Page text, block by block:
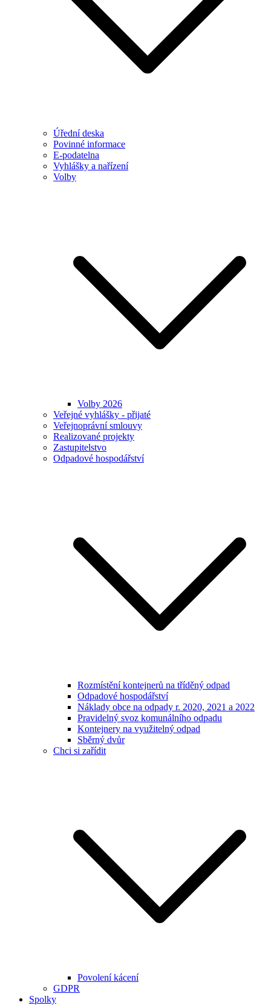
Úřední deska
Povinné informace
E-podatelna
Vyhlášky a nařízení
Volby
Volby 2026
Veřejné vyhlášky - přijaté
Veřejnoprávní smlouvy
Realizované projekty
Zastupitelstvo
Odpadové hospodářství
Rozmístění kontejnerů na tříděný odpad
Odpadové hospodářství
Náklady obce na odpady r. 2020, 2021 a 2022
Pravidelný svoz komunálního odpadu
Kontejnery na využitelný odpad
Sběrný dvůr
Chci si zařídit
Povolení kácení
GDPR
Spolky